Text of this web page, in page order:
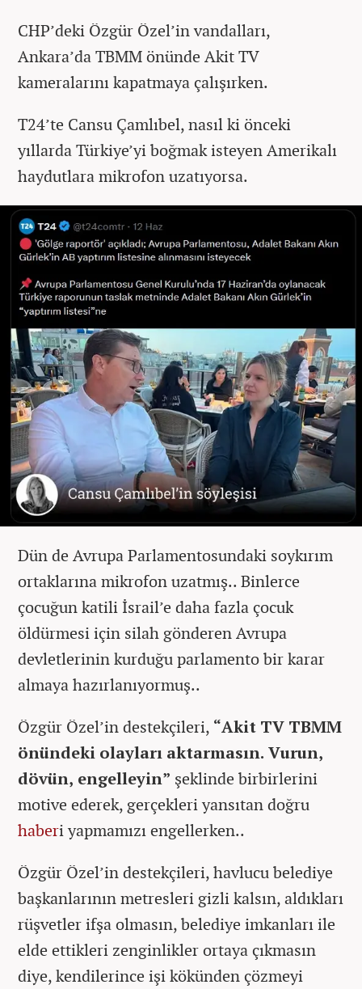
CHP’deki Özgür Özel’in vandalları,
Ankara’da TBMM önünde Akit TV
kameralarını kapatmaya çalışırken.
T24’te Cansu Çamlıbel, nasıl ki önceki
yıllarda Türkiye’yi boğmak isteyen Amerikalı
haydutlara mikrofon uzatıyorsa.
Dün de Avrupa Parlamentosundaki soykırım
ortaklarına mikrofon uzatmış.. Binlerce
çocuğun katili İsrail’e daha fazla çocuk
öldürmesi için silah gönderen Avrupa
devletlerinin kurduğu parlamento bir karar
almaya hazırlanıyormuş..
Özgür Özel’in destekçileri, “Akit TV TBMM
önündeki olayları aktarmasın. Vurun,
dövün, engelleyin” şeklinde birbirlerini
motive ederek, gerçekleri yansıtan doğru
haberi yapmamızı engellerken..
Özgür Özel’in destekçileri, havlucu belediye
başkanlarının metresleri gizli kalsın, aldıkları
rüşvetler ifşa olmasın, belediye imkanları ile
elde ettikleri zenginlikler ortaya çıkmasın
diye, kendilerince işi kökünden çözmeyi